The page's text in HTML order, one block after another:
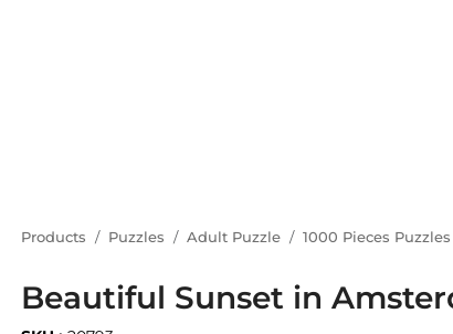
Products Puzzles Adult Puzzle 1000 Pieces Puzzles
Beautiful Sunset in